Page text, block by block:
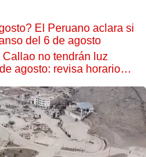
El Peruano aclara si
del 6 de agosto
no tendrán luz
agosto: revisa horarios y